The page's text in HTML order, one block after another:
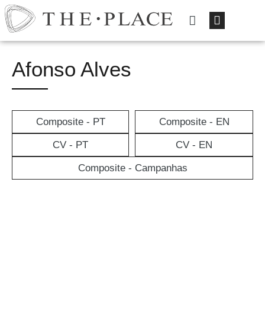
Afonso Alves
Composite - PT Composite - EN
CV - PT CV - EN
Composite - Campanhas